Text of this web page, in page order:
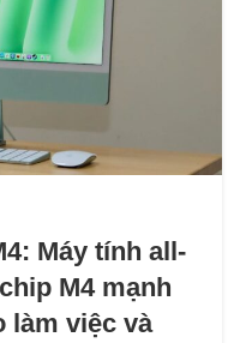
Máy tính all-
M4 mạnh
làm việc và